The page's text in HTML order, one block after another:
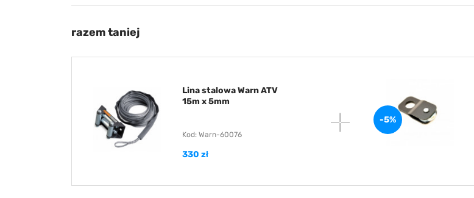
razem taniej
Lina stalowa Warn ATV
15m x 5mm
Kod: Warn-60076
330 zł
-5%